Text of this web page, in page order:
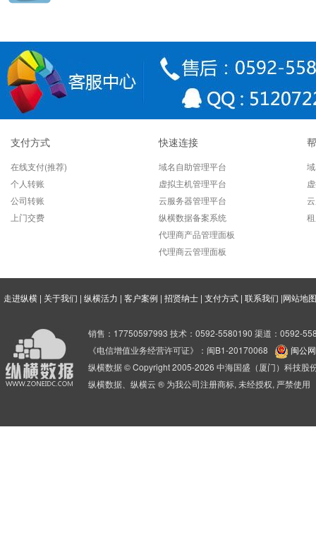
支付方式
在线支付(推荐)
个人转账
公司转账
上门交费
快速连接
域名自助管理平台
虚拟主机管理平台
云服务器管理平台
纵横数据备案系统
代理商产品管理面板
代理商云管理面板
走进纵横 | 关于我们 | 纵横活力 | 客户案例 | 招贤纳士 | 支付方式 | 联系我们 |网站地图
销售：17750597993 技术：0592-5580190 渠道：0592-
《电信增值业务经营许可证》：闽B1-20170068
闽公
纵横数据 © Copyright 2005-2026 中海国盛（厦门）科技股
纵横数据、纵横云 ® 为我公司注册商标, 未经授权, 严禁使用